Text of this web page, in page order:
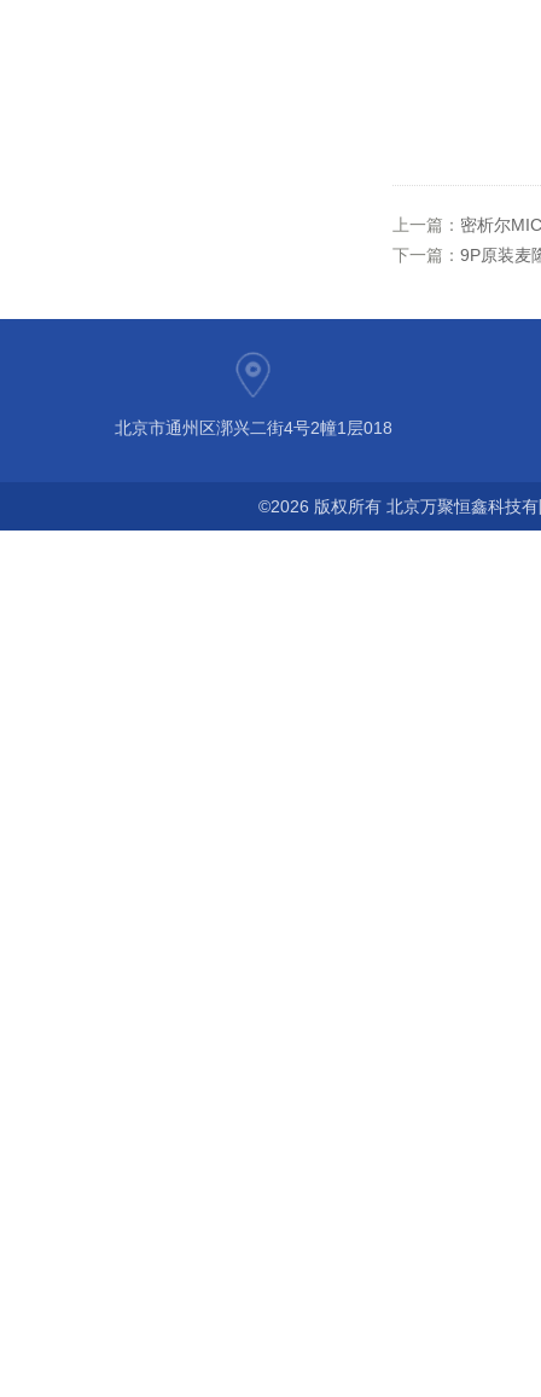
上一篇： 密析尔
下一篇： 9P原装麦
北京市通州区漷兴二街4号2幢1层018
©2026 版权所有 北京万聚恒鑫科技